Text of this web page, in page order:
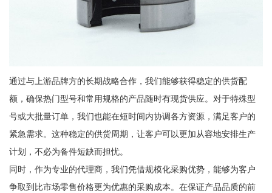
通过与上游品牌方的长期战略合作，我们能够获得稳定的供货配
额，确保热门型号和常用规格的产品随时有现货供应。对于特殊型
号或大批量订单，我们也能在短时间内协调各方资源，满足客户的
紧急需求。这种稳定的供货周期，让客户可以更加从容地安排生产
计划，不必为备件短缺而担忧。
同时，作为专业的代理商，我们凭借规模化采购优势，能够为客户
争取到比市场零售价格更为优惠的采购成本。在保证产品品质的前